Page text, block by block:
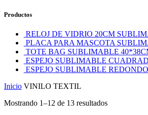
Productos
RELOJ DE VIDRIO 20CM
PLACA PARA MASCOTA
TOTE BAG SUBLIMABLE
ESPEJO SUBLIMABLE
ESPEJO SUBLIMABLE REDONDO
Inicio VINILO TEXTIL
Mostrando 1–12 de 13 resultados